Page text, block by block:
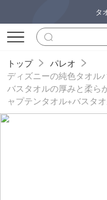
タ
トップ
パレオ
ディズニーの純色タオル
バスタオルの厚みと柔ら
ャプテンタオル+バスタ